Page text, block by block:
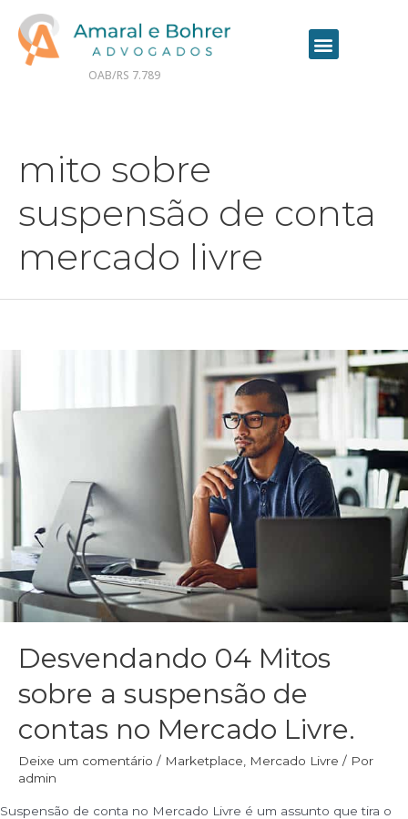
OAB/RS 7.789
mito sobre
suspensão de conta
mercado livre
Desvendando 04 Mitos
sobre a suspensão de
contas no Mercado Livre.
Deixe um comentário / Marketplace Mercado Livre / Por
admin
Suspensão de conta no Mercado Livre é um assunto que tira o